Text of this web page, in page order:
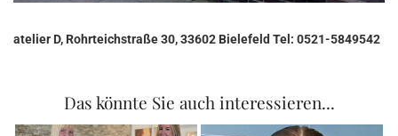
atelier D, Rohrteichstraße 30, 33602 Bielefeld Tel: 0521-5849542
Das könnte Sie auch interessieren...